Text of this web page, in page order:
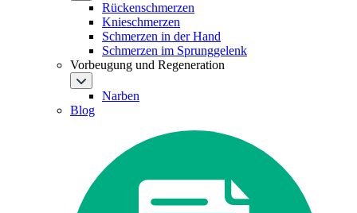
Rückenschmerzen
Knieschmerzen
Schmerzen in der Hand
Schmerzen im Sprunggelenk
Vorbeugung und Regeneration
Narben
Blog